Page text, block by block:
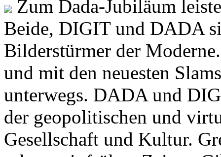
Zum Dada-Jubiläum
Beide, DIGIT und DADA
Bilderstürmer der
und mit den neuesten
unterwegs. DADA und
der geopolitischen und
Gesellschaft und Kultur.